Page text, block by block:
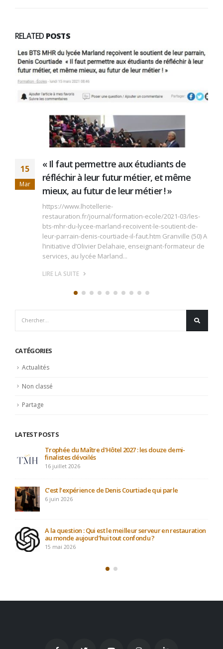
RELATED POSTS
24
Oct
Tout est écrit…
LIRE LA SUITE
Actualités
Partage
LATEST POSTS
21 avril 2026
Athénée sur l’Expérience Client.
12 avril 2026